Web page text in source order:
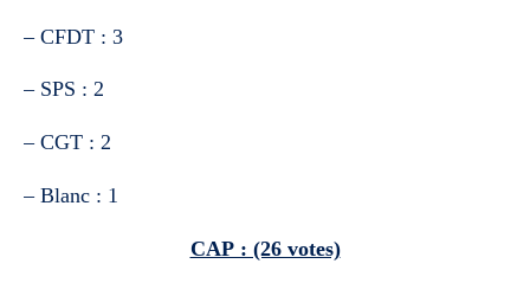
– CFDT : 3
– SPS : 2
– CGT : 2
– Blanc : 1
CAP : (26 votes)